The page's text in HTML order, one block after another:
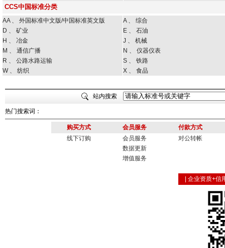
CCS中国标准分类
AA 、 外国标准中文版/中国标准英文版
A 、 综合
D 、 矿业
E 、 石油
H 、 冶金
J 、 机械
M 、 通信广播
N 、 仪器仪表
R 、 公路水路运输
S 、 铁路
W 、 纺织
X 、 食品
站内搜索
热门搜索词：
购买方式
线下订购
会员服务
会员服务
数据更新
增值服务
付款方式
对公转帐
企业资质+信